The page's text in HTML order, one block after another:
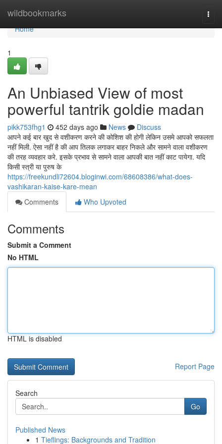
wildbookmarks
Home
Home
1
An Unbiased View of most
powerful tantrik goldie madan
pikk753fhg1 452 days ago News
Discuss
आपने कई बार खुद से वशीकरण करने की कोशिश की होगी लेकिन उसमे आपको सफलता
नहीं मिली. ऐसा नहीं है की आप तिलक लगाकर बाहर निकले और सामने वाला वशीकरण
की तरह व्यवहार करे. इसके प्रभाव से सामने वाला आपकी बात नहीं काट पायेगा. यदि
किसी स्त्री या पुरुष के
https://freekundli72604.bloginwi.com/68608386/what-does-
vashikaran-kaise-kare-mean
Comments
Who Upvoted
Comments
Submit a Comment
No HTML
HTML is disabled
Report Page
Search
Go
Published News
1 Tieflings: Backgrounds and Tradition